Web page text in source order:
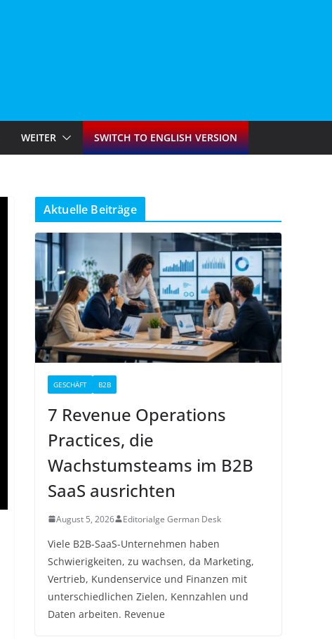
WEITER SWITCH TO ENGLISH VERSION
Aktuelle Beiträge
GESCHÄFT B2B
7 Revenue Operations
Practices, die
Wachstumsteams im B2B
SaaS ausrichten
August 5, 2026 Editorialge German Desk
Viele B2B-SaaS-Unternehmen haben
Schwierigkeiten, zu wachsen, da Marketing,
Vertrieb, Kundenservice und Finanzen mit
unterschiedlichen Zielen, Kennzahlen und
Daten arbeiten. Revenue